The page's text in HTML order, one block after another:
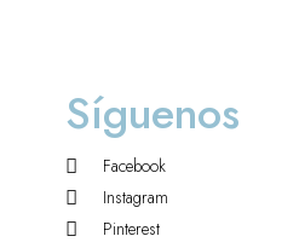
Síguenos
Facebook
Instagram
Pinterest